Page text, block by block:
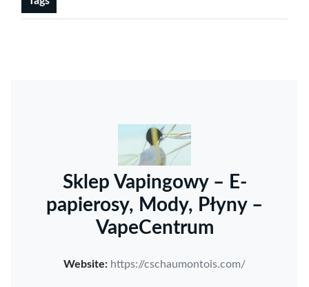
Sklep Vapingowy – E-
papierosy, Mody, Płyny –
VapeCentrum
Website: https://cschaumontois.com/